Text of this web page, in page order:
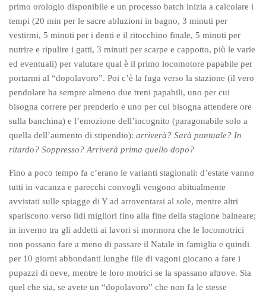
primo orologio disponibile e un processo batch inizia a calcolare i
tempi (20 min per le sacre abluzioni in bagno, 3 minuti per
vestirmi, 5 minuti per i denti e il ritocchino finale, 5 minuti per
nutrire e ripulire i gatti, 3 minuti per scarpe e cappotto, più le varie
ed eventuali) per valutare qual è il primo locomotore papabile per
portarmi al “dopolavoro”. Poi c’è la fuga verso la stazione (il vero
pendolare ha sempre almeno due treni papabili, uno per cui
bisogna correre per prenderlo e uno per cui bisogna attendere ore
sulla banchina) e l’emozione dell’incognito (paragonabile solo a
quella dell’aumento di stipendio): arriverà? Sarà puntuale? In
ritardo? Soppresso? Arriverà prima quello dopo?
Fino a poco tempo fa c’erano le varianti stagionali: d’estate vanno
tutti in vacanza e parecchi convogli vengono abitualmente
avvistati sulle spiagge di Y ad arroventarsi al sole, mentre altri
spariscono verso lidi migliori fino alla fine della stagione balneare;
in inverno tra gli addetti ai lavori si mormora che le locomotrici
non possano fare a meno di passare il Natale in famiglia e quindi
per 10 giorni abbondanti lunghe file di vagoni giocano a fare i
pupazzi di neve, mentre le loro motrici se la spassano altrove. Sia
quel che sia, se avete un “dopolavoro” che non fa le stesse